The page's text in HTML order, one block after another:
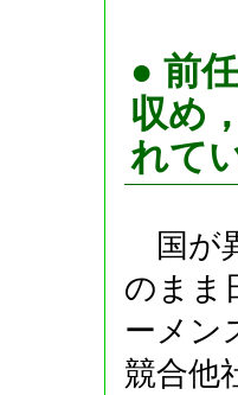
● 前
収め
れて
国が
のまま
ーメン
競合他